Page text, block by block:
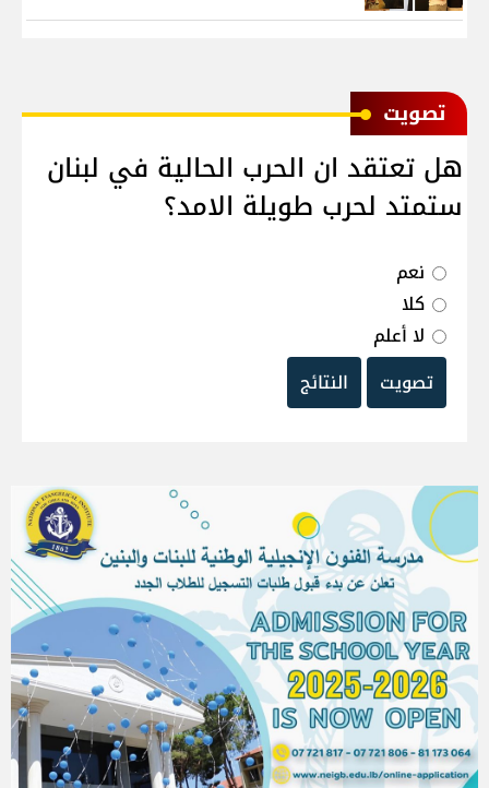
ﺗﺼﻮﻳﺖ
هل تعتقد ان الحرب الحالية في لبنان
ستمتد لحرب طويلة الامد؟
نعم
كلا
لا أعلم
تصويت
النتائج